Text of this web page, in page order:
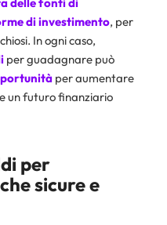
di investimento, per
In ogni caso,
per guadagnare può
per aumentare
un futuro finanziario
per
sicure e